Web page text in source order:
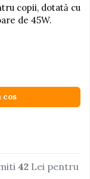
copii, dotată cu
de 45W.
cos
42 Lei pentru